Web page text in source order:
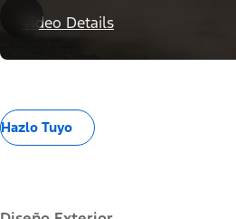
Video Details
Hazlo Tuyo